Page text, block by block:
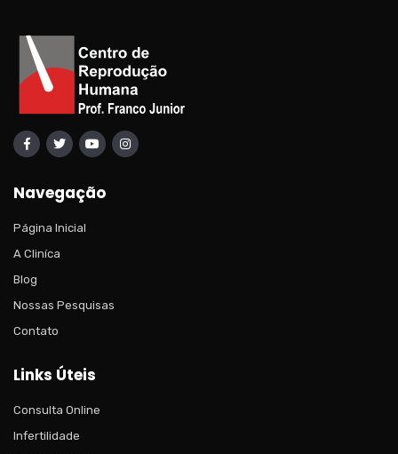
Navegação
Página Inicial
A Cliníca
Blog
Nossas Pesquisas
Contato
Links Úteis
Consulta Online
Infertilidade